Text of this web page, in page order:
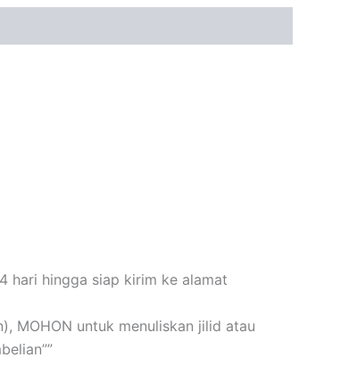
hari hingga siap kirim ke alamat
MOHON untuk menuliskan jilid atau